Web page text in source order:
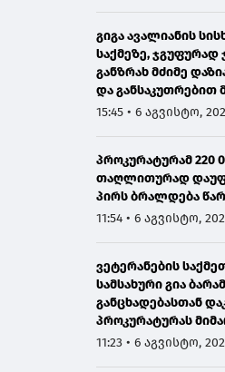
გიგა ავალიანის
საქმეზე,
განზრახ მძიმე
და განსაკუთრებით
15:45 • 6 აგვისტო,
პროკურატურამ 220
თაღლითურად
პირს ბრალდება
11:54 • 6 აგვისტო,
ვეტერანების
სამსახური გია
განცხადებასთან
პროკურატურას
11:23 • 6 აგვისტო,